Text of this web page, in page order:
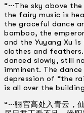
“···The sky above
the fairy music is
the graceful dance
bamboo, the
and the Yuyang Xu
clothes and
danced slowly, still
imminent. The dance
depression of “the
is all over the
“···骊宫高处入青云，